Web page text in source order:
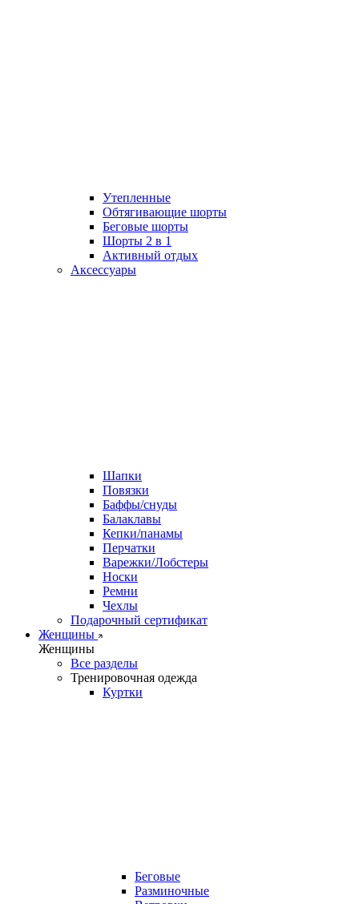
Утепленные
Обтягивающие шорты
Беговые шорты
Шорты 2 в 1
Активный отдых
Аксессуары
Шапки
Повязки
Баффы/снуды
Балаклавы
Кепки/панамы
Перчатки
Варежки/Лобстеры
Носки
Ремни
Чехлы
Подарочный сертификат
Женщины
Женщины
Все разделы
Тренировочная одежда
Куртки
Беговые
Разминочные